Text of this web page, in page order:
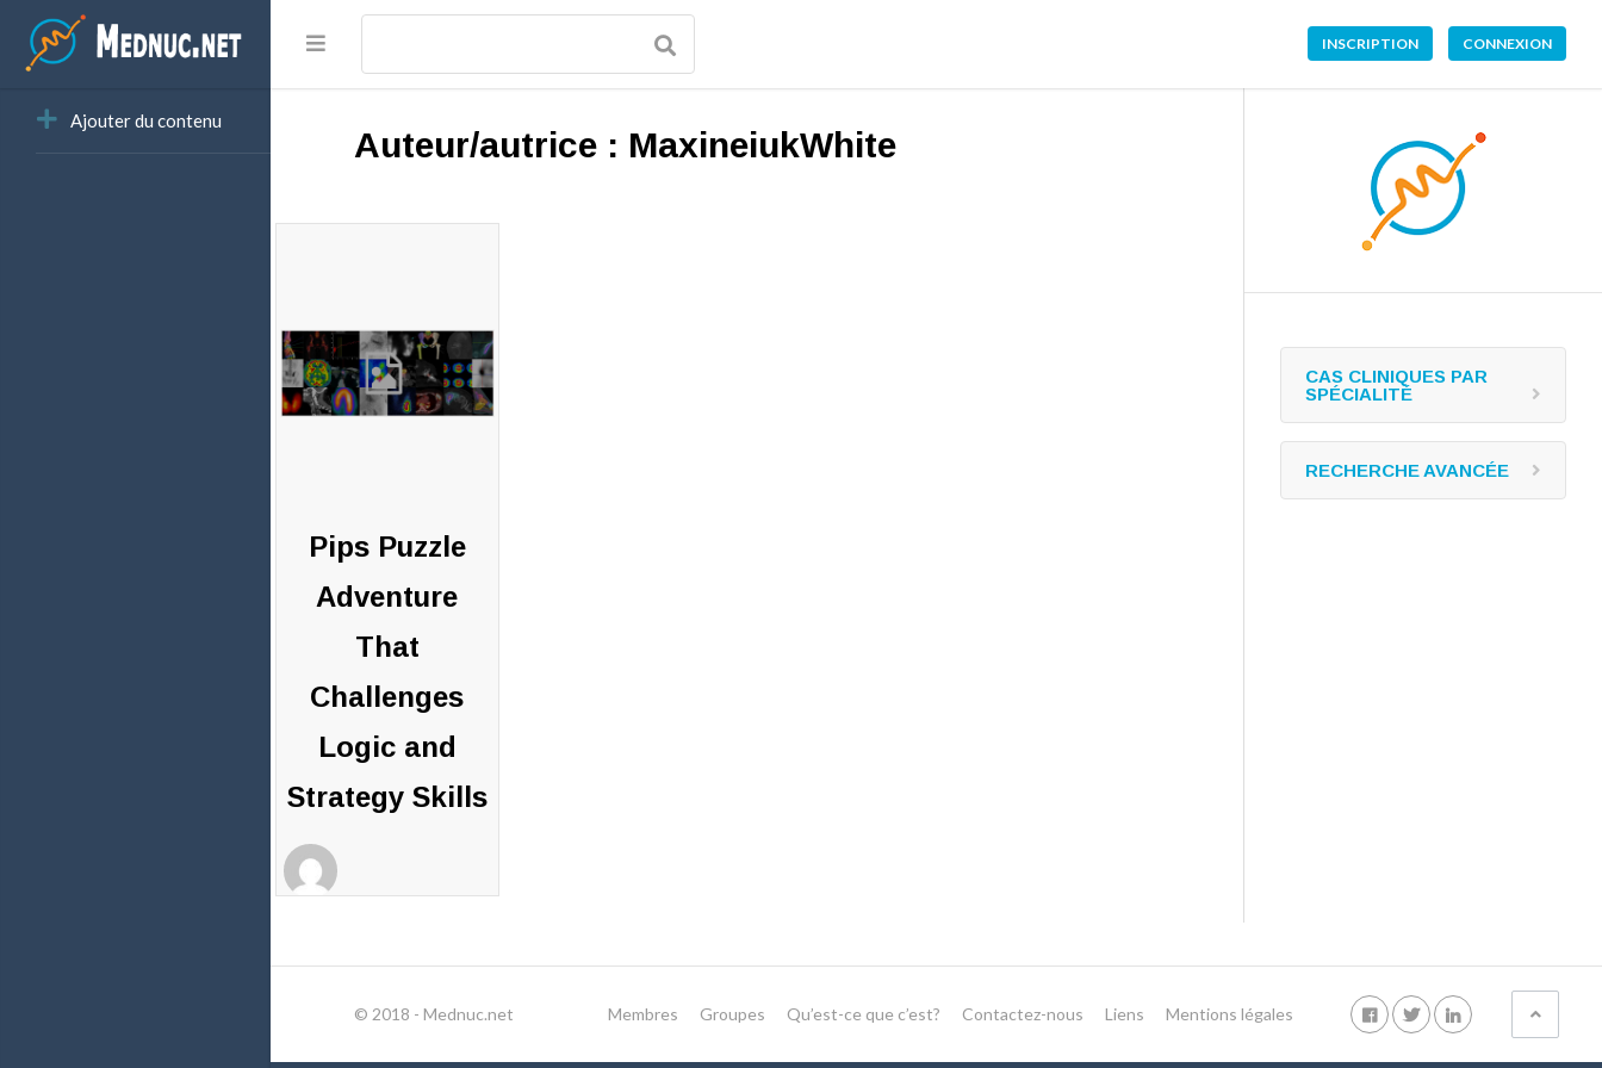
INSCRIPTION CONNEXION
Ajouter du contenu
Auteur/autrice : MaxineiukWhite
Pips Puzzle
Adventure
That
Challenges
Logic and
Strategy Skills
CAS CLINIQUES PAR
SPÉCIALITÉ
RECHERCHE AVANCÉE
© 2018 - Mednuc.net Membres Groupes Qu’est-ce que c’est? Contactez-nous Liens Mentions légales